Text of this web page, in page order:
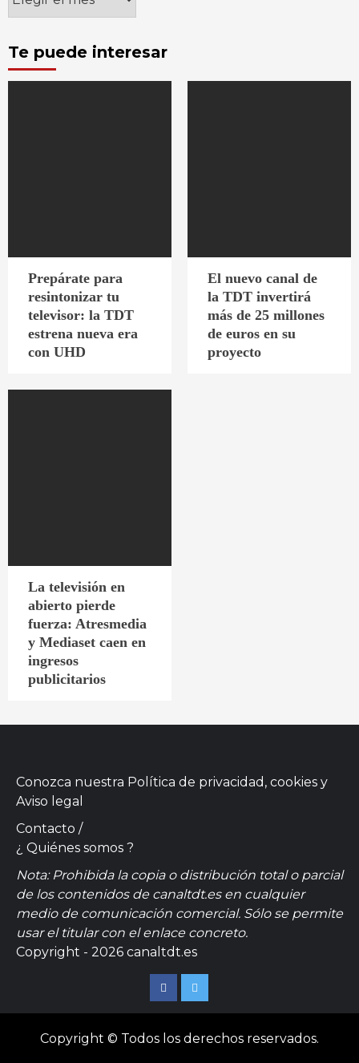
Te puede interesar
Prepárate para
resintonizar tu
televisor: la TDT
estrena nueva era
con UHD
El nuevo canal de
la TDT invertirá
más de 25 millones
de euros en su
proyecto
La televisión en
abierto pierde
fuerza: Atresmedia
y Mediaset caen en
ingresos
publicitarios
Conozca nuestra Política de privacidad, cookies y
Aviso legal
Contacto /
¿ Quiénes somos ?
Nota: Prohibida la copia o distribución total o parcial
de los contenidos de canaltdt.es en cualquier
medio de comunicación comercial. Sólo se permite
usar el titular con el enlace concreto.
Copyright - 2026 canaltdt.es
FacebookTwitter
Copyright © Todos los derechos reservados.